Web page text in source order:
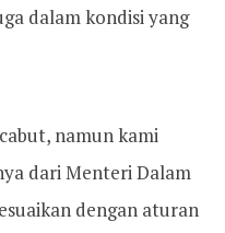
dalam kondisi yang
namun kami
dari Menteri Dalam
dengan aturan